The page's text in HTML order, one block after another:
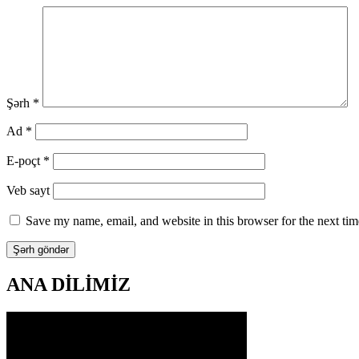
Şərh *
Ad *
E-poçt *
Veb sayt
Save my name, email, and website in this browser for the next
ANA DİLİMİZ